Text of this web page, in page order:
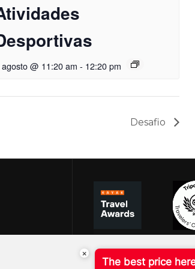
@ 11:20 am - 12:20 pm
Desafio
×
The best price